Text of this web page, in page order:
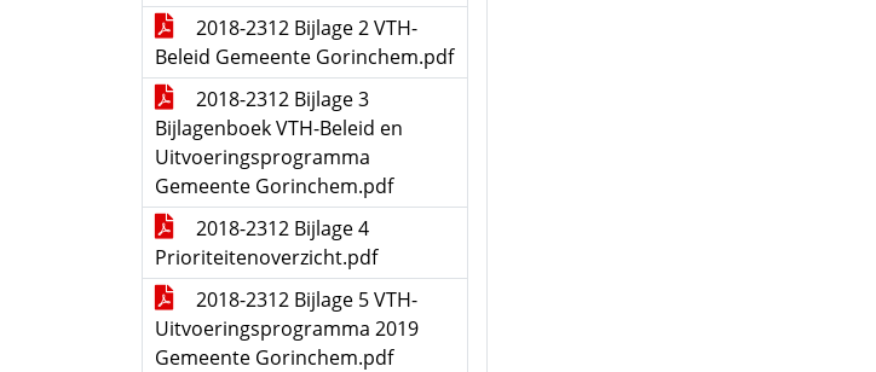
2018-2312 Bijlage 2 VTH-
Beleid Gemeente Gorinchem.pdf
2018-2312 Bijlage 3
Bijlagenboek VTH-Beleid en
Uitvoeringsprogramma
Gemeente Gorinchem.pdf
2018-2312 Bijlage 4
Prioriteitenoverzicht.pdf
2018-2312 Bijlage 5 VTH-
Uitvoeringsprogramma 2019
Gemeente Gorinchem.pdf